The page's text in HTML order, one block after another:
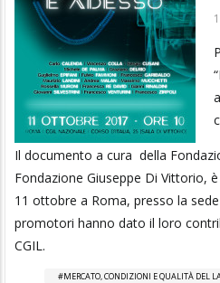
Il documento a cura della
Fondazione Giuseppe Di Vittorio,
11 ottobre a Roma, presso la
promotori hanno dato il loro
CGIL.
MERCATO, CONDIZIONI E QUALITÀ DEL